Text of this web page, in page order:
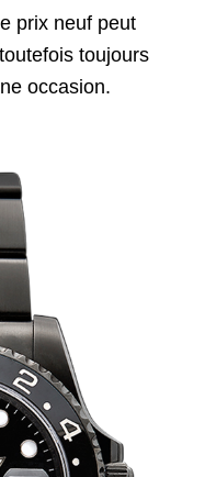
prix neuf peut
toujours
occasion.